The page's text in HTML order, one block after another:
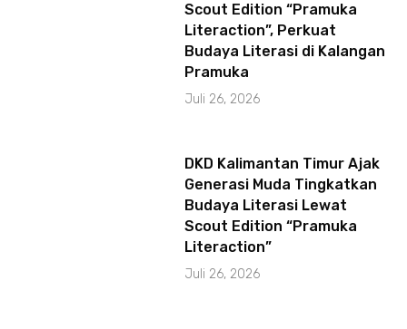
Scout Edition “Pramuka
Literaction”, Perkuat
Budaya Literasi di Kalangan
Pramuka
Juli 26, 2026
DKD Kalimantan Timur Ajak
Generasi Muda Tingkatkan
Budaya Literasi Lewat
Scout Edition “Pramuka
Literaction”
Juli 26, 2026